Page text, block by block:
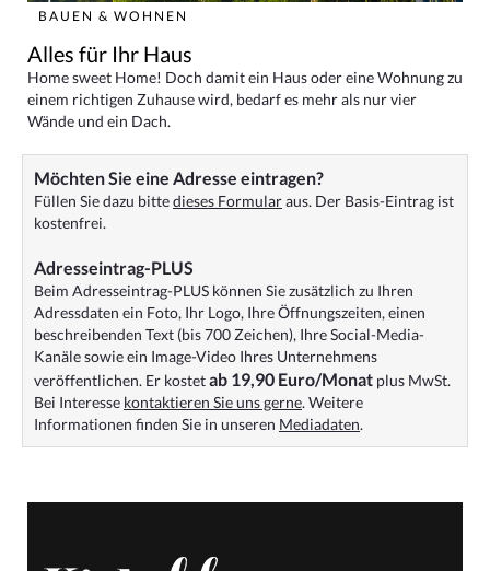
BAUEN & WOHNEN
Alles für Ihr Haus
Home sweet Home! Doch damit ein Haus oder eine Wohnung zu
einem richtigen Zuhause wird, bedarf es mehr als nur vier
Wände und ein Dach.
Möchten Sie eine Adresse eintragen?
Füllen Sie dazu bittedieses Formularaus. Der Basis-Eintrag ist
kostenfrei.
Adresseintrag-PLUS
Beim Adresseintrag-PLUS können Sie zusätzlich zu Ihren
Adressdaten ein Foto, Ihr Logo, Ihre Öffnungszeiten, einen
beschreibenden Text (bis 700 Zeichen), Ihre Social-Media-
Kanäle sowie ein Image-Video Ihres Unternehmens
veröffentlichen. Er kostetab 19,90 Euro/Monat plus MwSt.
Bei Interesse kontaktieren Sie uns gerne. Weitere
Informationen finden Sie in unseren Mediadaten.